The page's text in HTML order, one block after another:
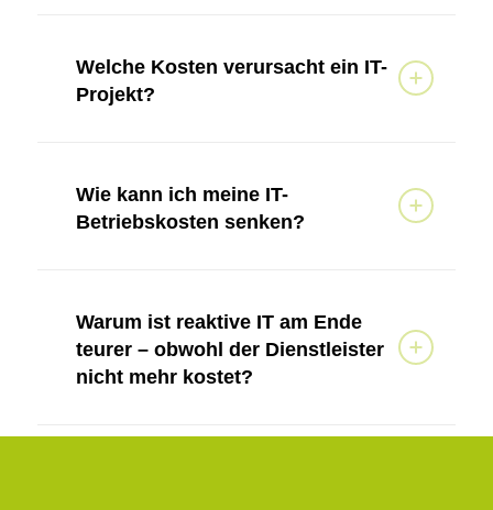
Welche Kosten verursacht ein IT-
Projekt?
Wie kann ich meine IT-
Betriebskosten senken?
Warum ist reaktive IT am Ende
teurer – obwohl der Dienstleister
nicht mehr kostet?